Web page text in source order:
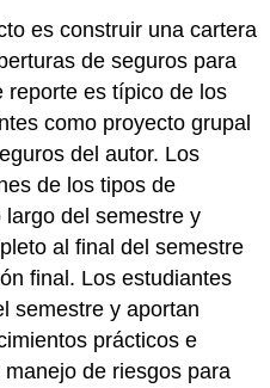
es construir una cartera
de seguros para
reporte es típico de los
como proyecto grupal
del autor. Los
de los tipos de
del semestre y
al final del semestre
final. Los estudiantes
semestre y aportan
prácticos e
de riesgos para